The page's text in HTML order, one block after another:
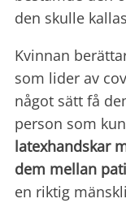
den skulle
Kvinnan
som lider av
något sätt få
person som
latexhandskar
dem mellan
en riktig